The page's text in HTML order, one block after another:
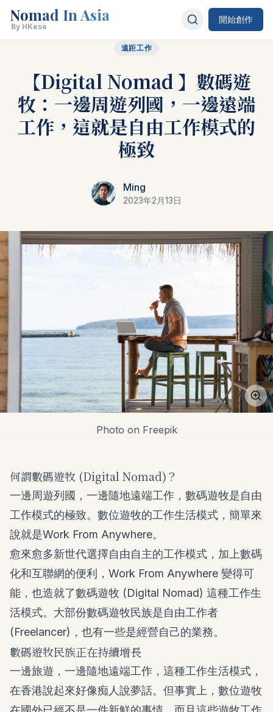
Nomad In Asia
By HKese
開始創作
遠距工作
【Digital Nomad 】數碼遊
牧：一邊周遊列國，一邊遠端
工作，這就是自由工作模式的
極致
Ming
2023年2月13日
Photo on Freepik
何謂數碼遊牧 (Digital Nomad)？
一邊周遊列國，一邊隨地遠端工作，數碼遊牧是自由
工作模式的極致。數位遊牧的工作生活模式，簡單來
說就是Work From Anywhere。
愈來愈多新世代選擇自由自主的工作模式，加上數碼
化和互聯網的便利，Work From Anywhere 變得可
能，也造就了數碼遊牧 (Digital Nomad) 這種工作生
活模式。大部份數碼遊牧民族是自由工作者
(Freelancer)，也有一些是經營自己的業務。
數碼遊牧民族正在持續增長
一邊旅遊，一邊隨地遠端工作，這種工作生活模式，
在香港說起來好像痴人說夢話。但事實上，數位遊牧